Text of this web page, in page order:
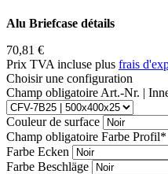
Alu Briefcase détails
70,81 €
Prix TVA incluse plus frais
Choisir une configuration
Champ obligatoire Art.-Nr. |
Couleur de surface
Champ obligatoire Farbe Profil*
Farbe Ecken
Farbe Beschläge